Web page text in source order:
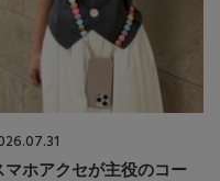
マホアクセが主役のコー